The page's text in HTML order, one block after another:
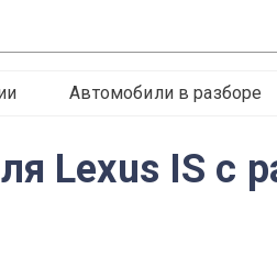
Автомобили в разборе
Lexus IS с